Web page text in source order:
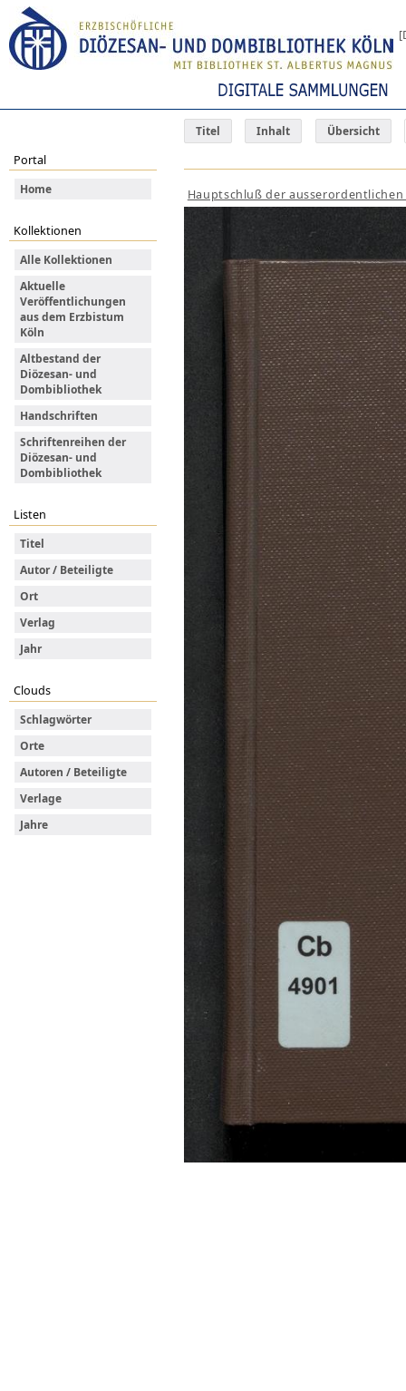
Titel Inhalt Übersicht
Portal
Home
Kollektionen
Alle Kollektionen
Aktuelle
Veröffentlichungen
aus dem Erzbistum
Köln
Altbestand der
Diözesan- und
Dombibliothek
Handschriften
Schriftenreihen der
Diözesan- und
Dombibliothek
Listen
Titel
Autor / Beteiligte
Ort
Verlag
Jahr
Clouds
Schlagwörter
Orte
Autoren / Beteiligte
Verlage
Jahre
Hauptschluß der